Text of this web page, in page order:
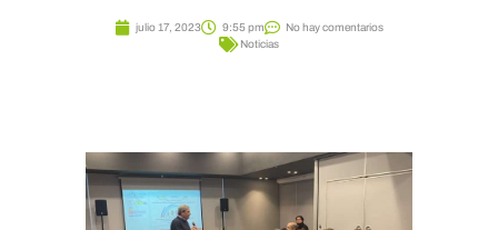
julio 17, 2023 9:55 pm
No hay comentarios
Noticias